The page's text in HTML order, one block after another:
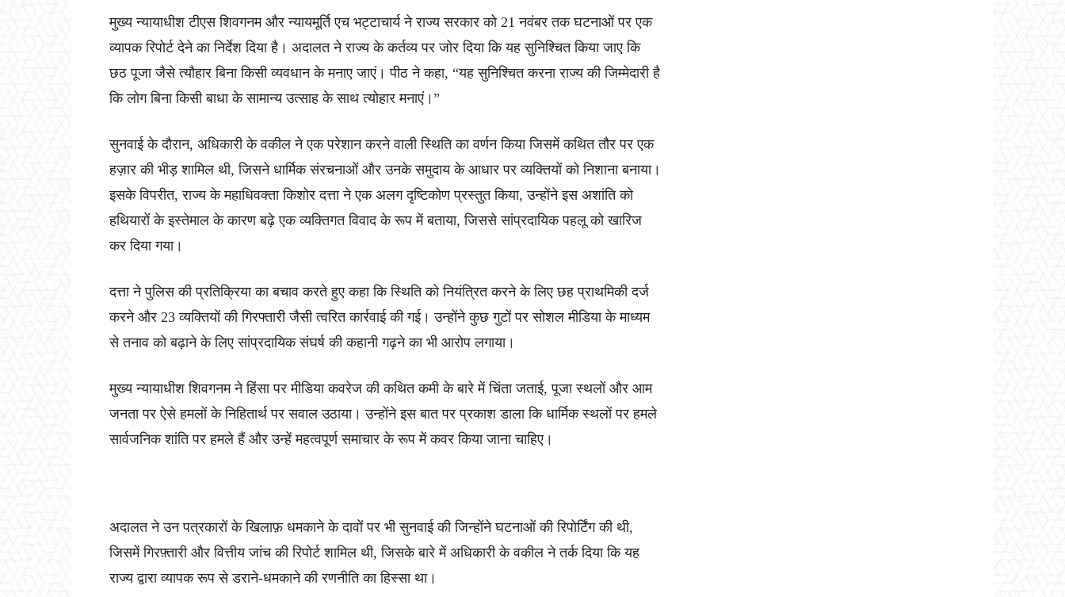
मुख्य न्यायाधीश टीएस शिवगनम और न्यायमूर्ति एच भट्टाचार्य ने राज्य सरकार को 21 नवंबर तक घटनाओं पर एक
व्यापक रिपोर्ट देने का निर्देश दिया है। अदालत ने राज्य के कर्तव्य पर जोर दिया कि यह सुनिश्चित किया जाए कि
छठ पूजा जैसे त्यौहार बिना किसी व्यवधान के मनाए जाएं। पीठ ने कहा, “यह सुनिश्चित करना राज्य की जिम्मेदारी है
कि लोग बिना किसी बाधा के सामान्य उत्साह के साथ त्योहार मनाएं।”
सुनवाई के दौरान, अधिकारी के वकील ने एक परेशान करने वाली स्थिति का वर्णन किया जिसमें कथित तौर पर एक
हज़ार की भीड़ शामिल थी, जिसने धार्मिक संरचनाओं और उनके समुदाय के आधार पर व्यक्तियों को निशाना बनाया।
इसके विपरीत, राज्य के महाधिवक्ता किशोर दत्ता ने एक अलग दृष्टिकोण प्रस्तुत किया, उन्होंने इस अशांति को
हथियारों के इस्तेमाल के कारण बढ़े एक व्यक्तिगत विवाद के रूप में बताया, जिससे सांप्रदायिक पहलू को खारिज
कर दिया गया।
दत्ता ने पुलिस की प्रतिक्रिया का बचाव करते हुए कहा कि स्थिति को नियंत्रित करने के लिए छह प्राथमिकी दर्ज
करने और 23 व्यक्तियों की गिरफ्तारी जैसी त्वरित कार्रवाई की गई। उन्होंने कुछ गुटों पर सोशल मीडिया के माध्यम
से तनाव को बढ़ाने के लिए सांप्रदायिक संघर्ष की कहानी गढ़ने का भी आरोप लगाया।
मुख्य न्यायाधीश शिवगनम ने हिंसा पर मीडिया कवरेज की कथित कमी के बारे में चिंता जताई, पूजा स्थलों और आम
जनता पर ऐसे हमलों के निहितार्थ पर सवाल उठाया। उन्होंने इस बात पर प्रकाश डाला कि धार्मिक स्थलों पर हमले
सार्वजनिक शांति पर हमले हैं और उन्हें महत्वपूर्ण समाचार के रूप में कवर किया जाना चाहिए।
अदालत ने उन पत्रकारों के खिलाफ़ धमकाने के दावों पर भी सुनवाई की जिन्होंने घटनाओं की रिपोर्टिंग की थी,
जिसमें गिरफ़्तारी और वित्तीय जांच की रिपोर्ट शामिल थी, जिसके बारे में अधिकारी के वकील ने तर्क दिया कि यह
राज्य द्वारा व्यापक रूप से डराने-धमकाने की रणनीति का हिस्सा था।